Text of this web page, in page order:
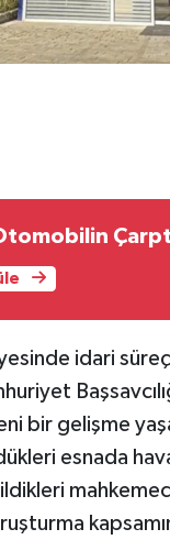
idari
bir gelişme
esnada